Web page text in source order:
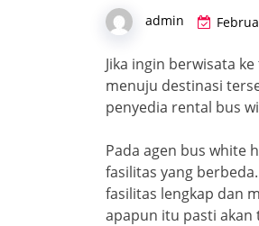
admin
Jika ingin berwisata
menuju destinasi
penyedia rental bus
Pada agen bus white
fasilitas yang
fasilitas lengkap dan
apapun itu pasti akan